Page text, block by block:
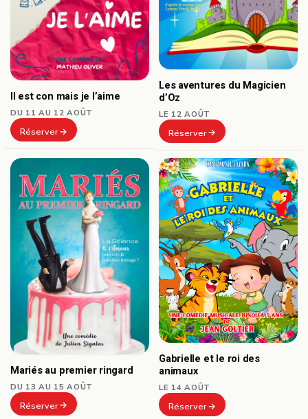
Il est con mais je l’aime
DU 11 AU 12 AOÛT
Réserver
Les aventures du Magicien
d’Oz
LE 12 AOÛT
Réserver
Mariés au premier ringard
DU 13 AU 15 AOÛT
Réserver
Gabrielle et le roi des
animaux
LE 14 AOÛT
Réserver